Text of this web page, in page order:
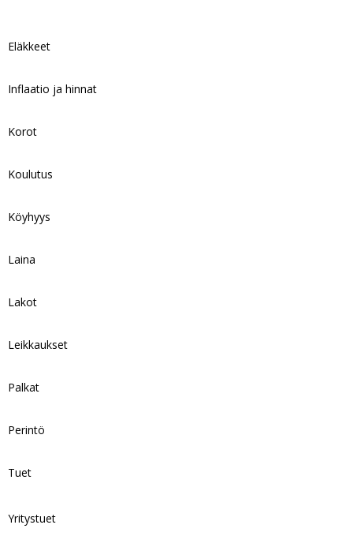
Eläkkeet
Inflaatio ja hinnat
Korot
Koulutus
Köyhyys
Laina
Lakot
Leikkaukset
Palkat
Perintö
Tuet
Yritystuet